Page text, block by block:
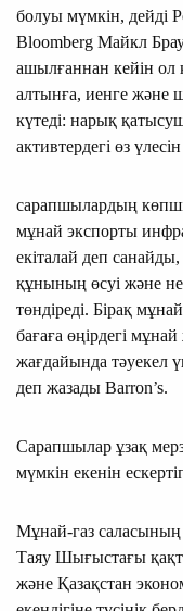
болуы мүмкін, дейді
Bloomberg Майкл
ашылғаннан кейін ол
алтынға, иенге және
күтеді: нарық
активтердегі өз
сарапшылардың
мұнай экспорты
екіталай деп
құнының өсуі және
төндіреді. Бірақ
бағаға өңірдегі мұнай
жағдайында тәуекел
деп жазады Barron’s.
Сарапшылар ұзақ
мүмкін екенін
Мұнай-газ
Таяу Шығыстағы
және Қазақстан